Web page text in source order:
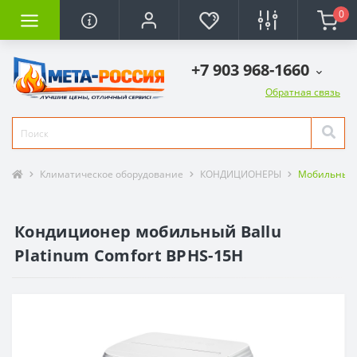
0
+7 903 968-1660
Обратная связь
Климатическое оборудование КОНДИЦИОНЕРЫ Мобильные
Кондиционер мобильный Ballu
Platinum Comfort BPHS-15H